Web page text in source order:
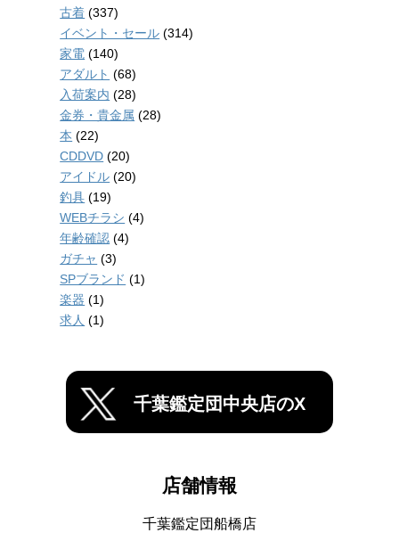
古着 (337)
イベント・セール (314)
家電 (140)
アダルト (68)
入荷案内 (28)
金券・貴金属 (28)
本 (22)
CDDVD (20)
アイドル (20)
釣具 (19)
WEBチラシ (4)
年齢確認 (4)
ガチャ (3)
SPブランド (1)
楽器 (1)
求人 (1)
千葉鑑定団中央店のX
店舗情報
千葉鑑定団船橋店